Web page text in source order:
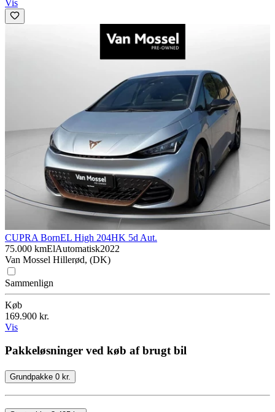
Vis
CUPRA BornEL High 204HK 5d Aut.
75.000 kmElAutomatisk2022
Van Mossel Hillerød, (DK)
Sammenlign
Køb
169.900 kr.
Vis
Pakkeløsninger ved køb af brugt bil
Grundpakke 0 kr.